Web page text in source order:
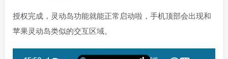
授权完成，灵动岛功能就能正常启动啦，手机顶部会出现和
苹果灵动岛类似的交互区域。